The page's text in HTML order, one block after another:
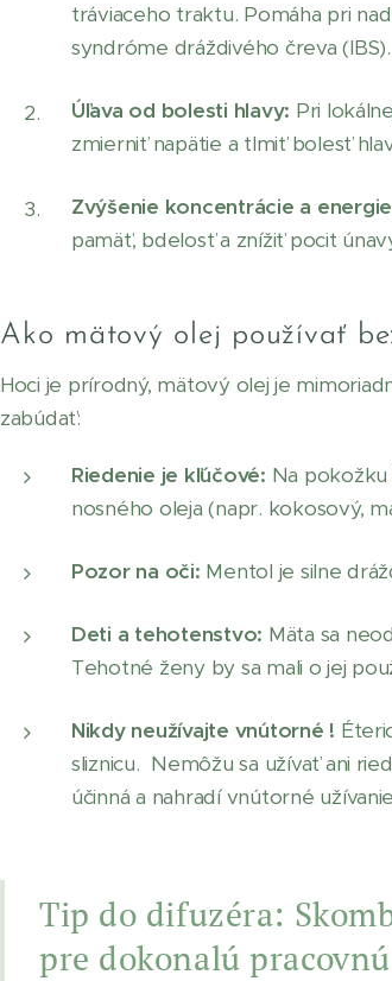
tráviaceho traktu. Pomáha pri
syndróme dráždivého čreva (IBS).
Úľava od bolesti hlavy: Pri
zmierniť napätie a tlmiť bolesť
Zvýšenie koncentrácie a
pamäť, bdelosť a znížiť pocit
Ako mätový olej používať
Hoci je prírodný, mätový olej je
zabúdať:
Riedenie je kľúčové: Na pokožku
nosného oleja (napr. kokosový,
Pozor na oči: Mentol je silne
Deti a tehotenstvo: Mäta sa
Tehotné ženy by sa mali o jej
Nikdy neužívajte vnútorné !
sliznicu. Nemôžu sa užívať ani
účinná a nahradí vnútorné
Tip do difuzéra:
pre dokonalú